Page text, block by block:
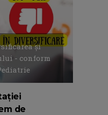
și
- conform
de